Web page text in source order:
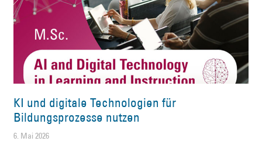
KI und digitale Technologien für
Bildungsprozesse nutzen
6. Mai 2026